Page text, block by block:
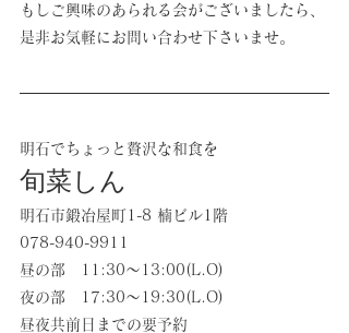
もしご興味のあられる会がございましたら、
是非お気軽にお問い合わせ下さいませ。
明石でちょっと贅沢な和食を
旬菜しん
明石市鍛冶屋町1-8 楠ビル1階
078-940-9911
昼の部　11:30〜13:00(L.O)
夜の部　17:30〜19:30(L.O)
昼夜共前日までの要予約